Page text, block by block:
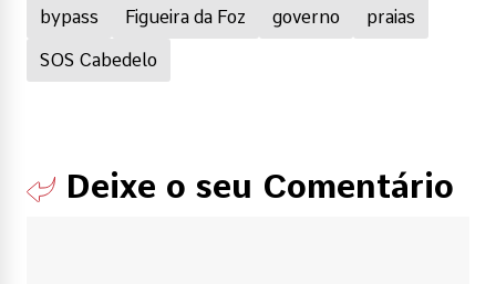
bypass Figueira da Foz governo praias
SOS Cabedelo
Deixe o seu Comentário